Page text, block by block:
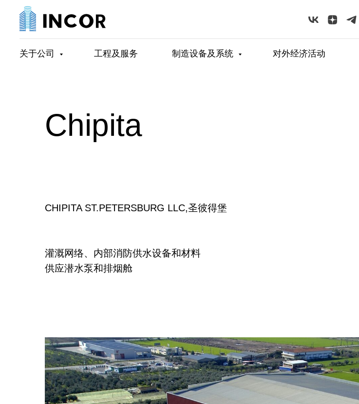
关于公司 工程及服务 制造设备及系统 对外经济活动
Chipita
CHIPITA ST.PETERSBURG LLC,圣彼得堡
灌溉网络、内部消防供水设备和材料
供应潜水泵和排烟舱